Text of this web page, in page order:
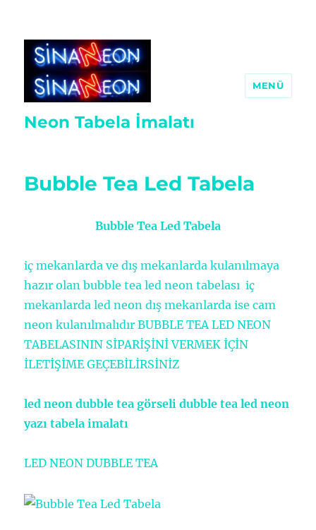
Neon Tabela İmalatı
MENÜ
Bubble Tea Led Tabela
Bubble Tea Led Tabela
iç mekanlarda ve dış mekanlarda kulanılmaya
hazır olan bubble tea led neon tabelası iç
mekanlarda led neon dış mekanlarda ise cam
neon kulanılmalıdır BUBBLE TEA LED NEON
TABELASININ SİPARİŞİNİ VERMEK İÇİN
İLETİŞİME GEÇEBİLİRSİNİZ
led neon dubble tea görseli dubble tea led neon
yazı tabela imalatı
LED NEON DUBBLE TEA